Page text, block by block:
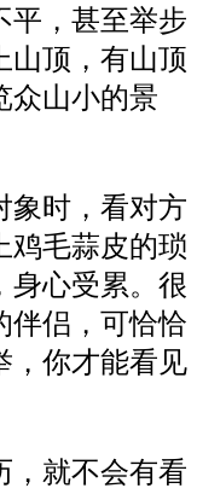
平，甚至举步
山顶，有山顶
众山小的景
象时，看对方
鸡毛蒜皮的琐
身心受累。很
伴侣，可恰恰
，你才能看见
，就不会有看